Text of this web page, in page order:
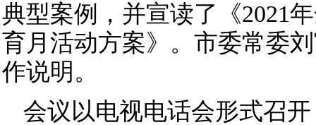
典型案例，并宣读了《2021
育月活动方案》。市委常委
作说明。
会议以电视电话会形式召